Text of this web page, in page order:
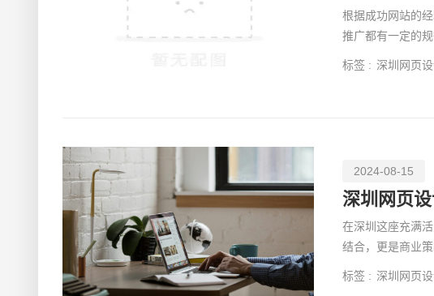
根据成功网站的
推广都有一定的
标签 : 深圳网页
2024-08-15
在深圳这座充满
结合，更是商业
标签 : 深圳网页